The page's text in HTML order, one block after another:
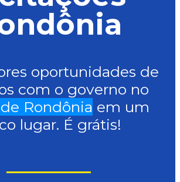
oportunidades de
com o governo no
Rondônia em um
lugar. É grátis!